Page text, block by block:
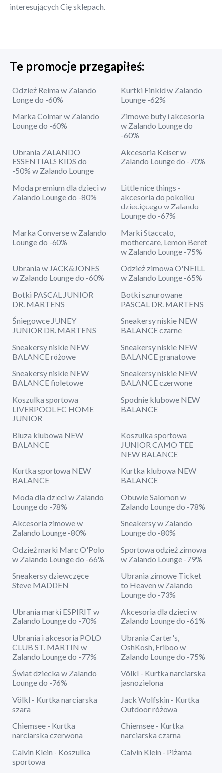
interesujących Cię sklepach.
Te promocje przegapiłeś:
Odzież Reima w Zalando
Longe do -60%
Kurtki Finkid w Zalando
Lounge -62%
Marka Colmar w Zalando
Lounge do -60%
Zimowe buty i akcesoria
w Zalando Lounge do
-60%
Ubrania ZALANDO
ESSENTIALS KIDS do
-50% w Zalando Lounge
Akcesoria Keiser w
Zalando Lounge do -70%
Moda premium dla dzieci w
Zalando Lounge do -80%
Little nice things -
akcesoria do pokoiku
dziecięcego w Zalando
Lounge do -67%
Marka Converse w Zalando
Lounge do -60%
Marki Staccato,
mothercare, Lemon Beret
w Zalando Lounge -75%
Ubrania w JACK&JONES
w Zalando Lounge do -60%
Odzież zimowa O'NEILL
w Zalando Lounge -65%
Botki PASCAL JUNIOR
DR. MARTENS
Botki sznurowane
PASCAL DR. MARTENS
Śniegowce JUNEY
JUNIOR DR. MARTENS
Sneakersy niskie NEW
BALANCE czarne
Sneakersy niskie NEW
BALANCE różowe
Sneakersy niskie NEW
BALANCE granatowe
Sneakersy niskie NEW
BALANCE fioletowe
Sneakersy niskie NEW
BALANCE czerwone
Koszulka sportowa
LIVERPOOL FC HOME
JUNIOR
Spodnie klubowe NEW
BALANCE
Bluza klubowa NEW
BALANCE
Koszulka sportowa
JUNIOR CAMO TEE
NEW BALANCE
Kurtka sportowa NEW
BALANCE
Kurtka klubowa NEW
BALANCE
Moda dla dzieci w Zalando
Lounge do -78%
Obuwie Salomon w
Zalando Lounge do -78%
Akcesoria zimowe w
Zalando Lounge -80%
Sneakersy w Zalando
Lounge do -80%
Odzież marki Marc O'Polo
w Zalando Lounge do -66%
Sportowa odzież zimowa
w Zalando Lounge -79%
Sneakersy dziewczęce
Steve MADDEN
Ubrania zimowe Ticket
to Heaven w Zalando
Lounge do -73%
Ubrania marki ESPIRIT w
Zalando Lounge do -70%
Akcesoria dla dzieci w
Zalando Lounge do -61%
Ubrania i akcesoria POLO
CLUB ST. MARTIN w
Zalando Lounge do -77%
Ubrania Carter's,
OshKosh, Friboo w
Zalando Lounge do -75%
Świat dziecka w Zalando
Lounge do -76%
Völkl - Kurtka narciarska
jasnozielona
Völkl - Kurtka narciarska
szara
Jack Wolfskin - Kurtka
Outdoor różowa
Chiemsee - Kurtka
narciarska czerwona
Chiemsee - Kurtka
narciarska czarna
Calvin Klein - Koszulka
sportowa
Calvin Klein - Piżama